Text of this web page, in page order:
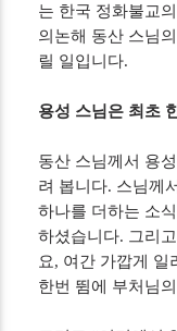
는 한국 정화불교
의논해 동산 스님
릴 일입니다.
용성 스님은 최초
동산 스님께서 용
려 봅니다. 스님께
하나를 더하는 소
하셨습니다. 그리
요, 여간 가깝게 일
한번 뜀에 부처님